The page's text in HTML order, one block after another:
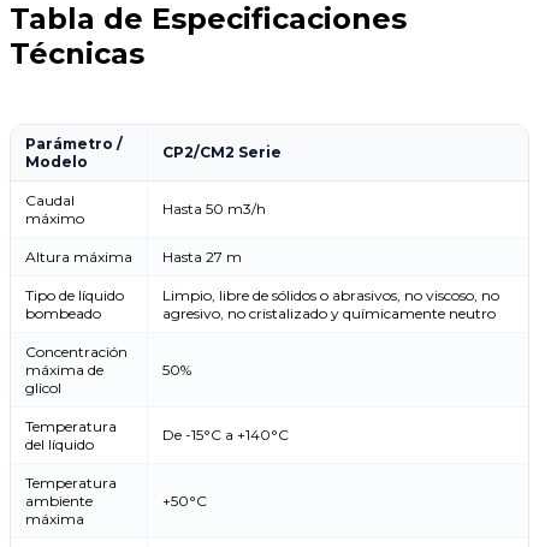
Tabla de Especificaciones
Técnicas
Parámetro /
Modelo
CP2/CM2 Serie
Caudal
máximo
Hasta 50 m3/h
Altura máxima Hasta 27 m
Tipo de líquido
bombeado
Limpio, libre de sólidos o abrasivos, no viscoso, no
agresivo, no cristalizado y químicamente neutro
Concentración
máxima de
glicol
50%
Temperatura
del líquido
De -15°C a +140°C
Temperatura
ambiente
máxima
+50°C